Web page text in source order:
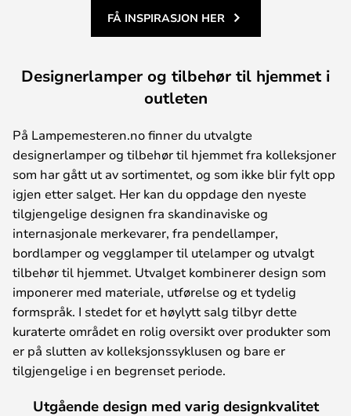
FÅ INSPIRASJON HER
Designerlamper og tilbehør til hjemmet i
outleten
På Lampemesteren.no finner du utvalgte
designerlamper og tilbehør til hjemmet fra kolleksjoner
som har gått ut av sortimentet, og som ikke blir fylt opp
igjen etter salget. Her kan du oppdage den nyeste
tilgjengelige designen fra skandinaviske og
internasjonale merkevarer, fra pendellamper,
bordlamper og vegglamper til utelamper og utvalgt
tilbehør til hjemmet. Utvalget kombinerer design som
imponerer med materiale, utførelse og et tydelig
formspråk. I stedet for et høylytt salg tilbyr dette
kuraterte området en rolig oversikt over produkter som
er på slutten av kolleksjonssyklusen og bare er
tilgjengelige i en begrenset periode.
Utgående design med varig designkvalitet